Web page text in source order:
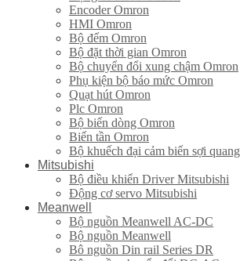
Encoder Omron
HMI Omron
Bộ đếm Omron
Bộ đặt thời gian Omron
Bộ chuyển đổi xung chậm Omron
Phụ kiện bộ báo mức Omron
Quạt hút Omron
Plc Omron
Bộ biến dòng Omron
Biến tần Omron
Bộ khuếch đại cảm biến sợi quang
Mitsubishi
Bộ điều khiển Driver Mitsubishi
Động cơ servo Mitsubishi
Meanwell
Bộ nguồn Meanwell AC-DC
Bộ nguồn Meanwell
Bô nguồn Din rail Series DR